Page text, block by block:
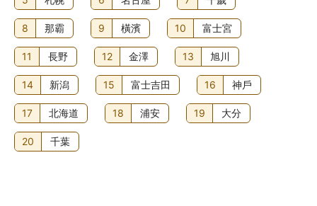
8 那霸 9 橫濱 10 富士宮
11 長野 12 金澤 13 旭川
14 新潟 15 富士吉田 16 神戶
17 北海道 18 浦安 19 大分
20 千葉